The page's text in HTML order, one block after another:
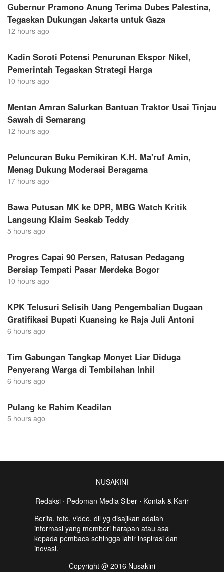
Gubernur Pramono Anung Terima Dubes Palestina,
Tegaskan Dukungan Jakarta untuk Gaza
12 hours ago
Kadin Soroti Potensi Penurunan Ekspor Nikel,
Pemerintah Tegaskan Strategi Harga
10 hours ago
Mentan Amran Salurkan Bantuan Traktor Usai Tinjau
Sawah di Semarang
12 hours ago
Peluncuran Buku Pemikiran K.H. Ma'ruf Amin,
Menag Dukung Moderasi Beragama
17 hours ago
Bawa Putusan MK ke DPR, MBG Watch Kritik
Langsung Klaim Seskab Teddy
5 hours ago
Progres Capai 90 Persen, Ratusan Pedagang
Bersiap Tempati Pasar Merdeka Bogor
10 hours ago
KPK Telusuri Selisih Uang Pengembalian Dugaan
Gratifikasi Bupati Kuansing ke Raja Juli Antoni
6 hours ago
Tim Gabungan Tangkap Monyet Liar Diduga
Penyerang Warga di Tembilahan Inhil
6 hours ago
Pulang ke Rahim Keadilan
5 hours ago
NUSAKINI
Redaksi⋅ Pedoman Media Siber⋅ Kontak & Karir
Berita, foto, video, dll yg disajikan adalah
informasi yang memberi harapan atau asa
kepada pembaca sehingga lahir inspirasi dan
inovasi.
Copyright @ 2016 Nusakini